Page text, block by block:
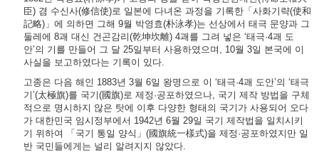
臣) 겸 수신사(修信使)로 일본에 다녀온 과정을 기록한「사화기략(使和
記略)」에 의하면 그해 9월 박영효(朴泳孝)는 선상에서 태극 문양과 그
둘레에 8괘 대신 건곤감리(乾坤坎離) 4괘를 그려 넣은 ‘태극·4괘 도
안’의 기를 만들어 그 달 25일부터 사용하였으며, 10월 3일 본국에 이
사실을 보고하였다는 기록이 있다.
고종은 다음 해인 1883년 3월 6일 왕명으로 이 ‘태극·4괘 도안’의 ‘태극
기’(太極旗)를 국기(國旗)로 제정·공포하였으나, 국기 제작 방법을 구체
적으로 명시하지 않은 탓에 이후 다양한 형태의 국기가 사용되어 오다
가 대한민국 임시정부에서 1942년 6월 29일 국기 제작법을 일치시키
기 위하여 「국기 통일 양식」(國旗統一樣式)을 제정·공포하였지만 일
반 국민들에게는 널리 알려지지 않았다.